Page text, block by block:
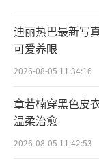
践成果的取
寞！
“李老
儿！”李劲
仍觉感动。
克隆技术，
体系。当最
迪丽热巴最新写
可爱养眼
2026-08-05 11:34:16
章若楠穿黑色皮
温柔治愈
2026-08-05 11:42:53